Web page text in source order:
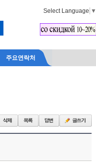
Select Language ▼
주요연락처